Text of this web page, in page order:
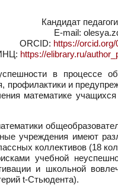
Кандидат
E-mail:
ORCID: https://
https://elibrary.ru/
в процессе
профилактики и
математике
учреждения имеют
коллективов (18
учебной
и школьной
t-Стьюдента).